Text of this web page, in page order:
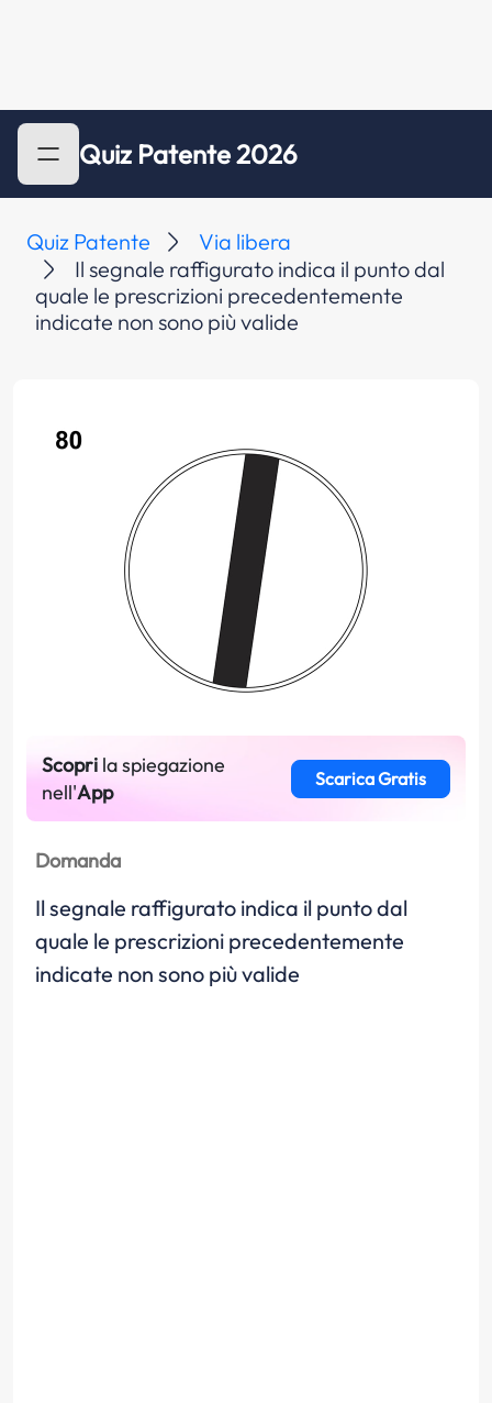
Quiz Patente 2026
Quiz Patente
Via libera
Il segnale raffigurato indica il punto dal
quale le prescrizioni precedentemente
indicate non sono più valide
Scopri la spiegazione
nell'App
Scarica Gratis
Domanda
Il segnale raffigurato indica il punto dal
quale le prescrizioni precedentemente
indicate non sono più valide